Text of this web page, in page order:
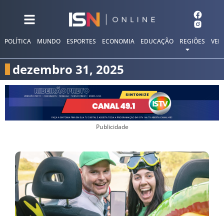
POLÍTICA MUNDO ESPORTES ECONOMIA EDUCAÇÃO REGIÕES
dezembro 31, 2025
Publicidade